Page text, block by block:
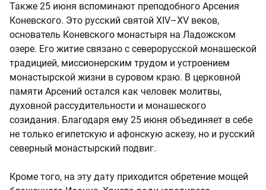
Также 25 июня вспоминают преподобного Арсения
Коневского. Это русский святой XIV–XV веков,
основатель Коневского монастыря на Ладожском
озере. Его житие связано с северорусской монашеской
традицией, миссионерским трудом и устроением
монастырской жизни в суровом краю. В церковной
памяти Арсений остался как человек молитвы,
духовной рассудительности и монашеского
созидания. Благодаря ему 25 июня объединяет в себе
не только египетскую и афонскую аскезу, но и русский
северный монастырский подвиг.
Кроме того, на эту дату приходится обретение мощей